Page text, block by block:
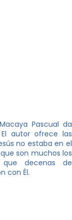
Pascual da
autor ofrece las
no estaba en el
son muchos los
que decenas de
con Él.